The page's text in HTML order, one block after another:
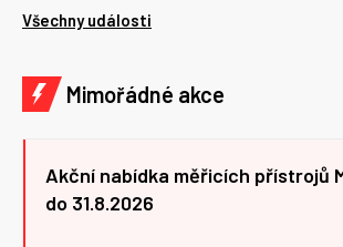
Všechny události
Mimořádné akce
Akční nabídka měřicích přístrojů
do 31.8.2026